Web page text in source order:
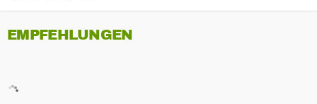
EMPFEHLUNGEN